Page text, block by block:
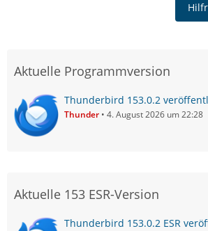
Aktuelle Programmversion
Thunderbird 153.0.2
Thunder 4. August 2026 um 22:28
Aktuelle 153 ESR-Version
Thunderbird 153.0.2 ESR